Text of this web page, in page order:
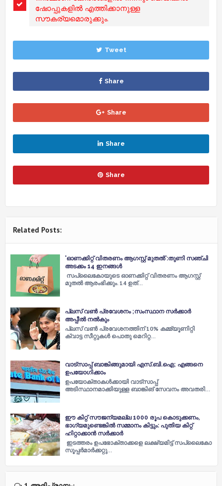
ഷോപ്പുകളിൽ എത്തിക്കാനുള്ള
സൗകര്യമൊരുക്കും.
Tweet
Share
Share
Share
Share
Related Posts:
'ഓണക്കിറ്റ് വിതരണം ആഗസ്റ്റ് മുതല്‍':തുണി സഞ്ചി
അടക്കം 14 ഇനങ്ങള്‍
സപ്ലൈകോയുടെ ഓണക്കിറ്റ് വിതരണം ആഗസ്റ്റ്
മുതല്‍ ആരംഭിക്കും. 14 ഉത്…
പ്ലസ് വൺ പ്രവേശനം ;സംസ്ഥാന സർക്കാർ
അപ്പീൽ നൽകും
പ്ലസ് വൺ പ്രവേശനത്തിന് 10% കമ്മ്യൂണിറ്റി
ക്വാട്ട സീറ്റുകൾ പൊതു മെറിറ്റ…
വാട്സാപ്പ് ബാങ്കിങ്ങുമായി എസ്.ബി.ഐ; എങ്ങനെ
ഉപയോഗിക്കാം
ഉപയോക്താകള്‍ക്കായി വാട്സാപ്പ്
അടിസ്ഥാനമാക്കിയുള്ള ബാങ്കിങ് സേവനം അവതരി…
ഈ കിറ്റ് സൗജന്യമല്ല 1000 രൂപ കൊടുക്കണം,
ഭാഗ്യമുണ്ടെങ്കില്‍ സമ്മാനം കിട്ടും: പുതിയ കിറ്റ്
ഹിറ്റാക്കാന്‍ സര്‍ക്കാര്‍
ഇടത്തരം ഉപഭോക്താക്കളെ ലക്ഷ്യമി​ട്ട് സപ്ലൈകോ
സൂപ്പര്‍മാര്‍ക്കറ്റു…